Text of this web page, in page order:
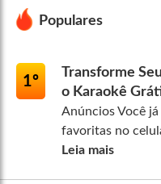
Populares
1º
Transforme
o Karaokê
Anúncios Você
favoritas no
Leia mais